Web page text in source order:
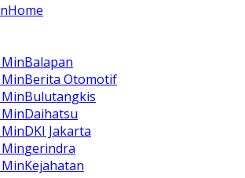
Home
Balapan
Berita Otomotif
Bulutangkis
Daihatsu
DKI Jakarta
gerindra
Kejahatan